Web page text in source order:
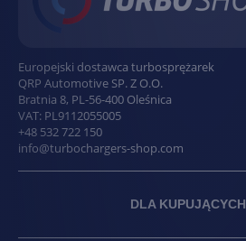
Europejski dostawca turbosprężarek
QRP Automotive SP. Z O.O.
Bratnia 8, PL-56-400 Oleśnica
VAT: PL9112055005
+48 532 722 150
info@turbochargers-shop.com
DLA KUPUJĄCYCH